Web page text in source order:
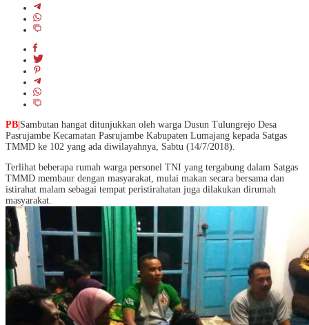
PB| Sambutan hangat ditunjukkan oleh warga Dusun Tulungrejo Desa
Pasrujambe Kecamatan Pasrujambe Kabupaten Lumajang kepada Satgas
TMMD ke 102 yang ada diwilayahnya, Sabtu (14/7/2018).
Terlihat beberapa rumah warga personel TNI yang tergabung dalam Satgas
TMMD membaur dengan masyarakat, mulai makan secara bersama dan
istirahat malam sebagai tempat peristirahatan juga dilakukan dirumah
masyarakat.